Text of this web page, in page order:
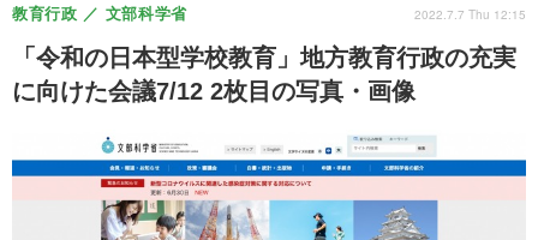
「令和の日本型学校教育」地方教育行政の充実
に向けた会議7/12 2枚目の写真・画像
教育行政 文部科学省 2022.7.7 Thu 12:15